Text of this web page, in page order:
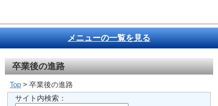
メニューの一覧を見る
卒業後の進路
Top > 卒業後の進路
サイト内検索：